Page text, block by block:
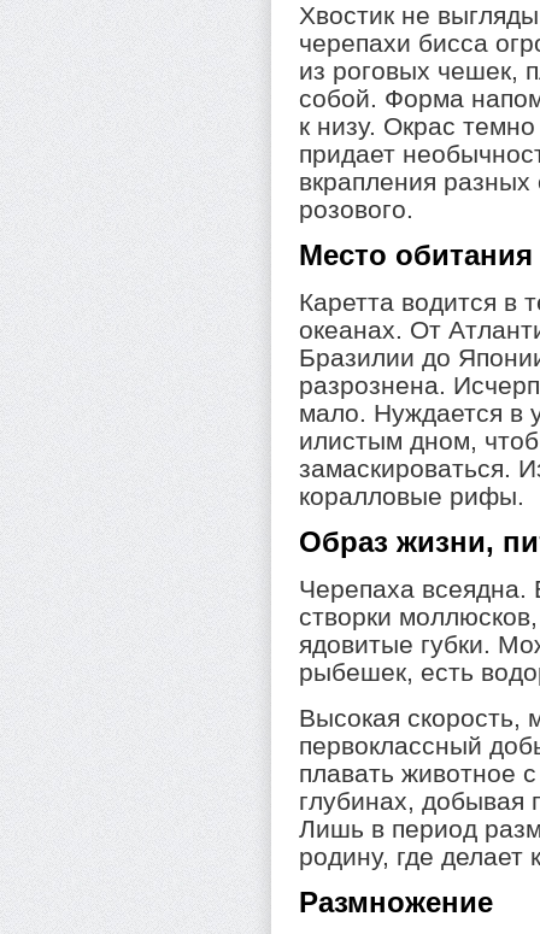
Хвостик не
черепахи бисса
из роговых чешек,
собой. Форма
к низу. Окрас
придает
вкрапления разных
розового.
Место обитания
Каретта водится в
океанах. От
Бразилии до
разрознена.
мало. Нуждается в
илистым дном,
замаскироваться.
коралловые рифы.
Образ жизни,
Черепаха всеядна.
створки
ядовитые губки.
рыбешек, есть
Высокая
первоклассный
плавать животное
глубинах, добывая
Лишь в период
родину, где делает
Размножение